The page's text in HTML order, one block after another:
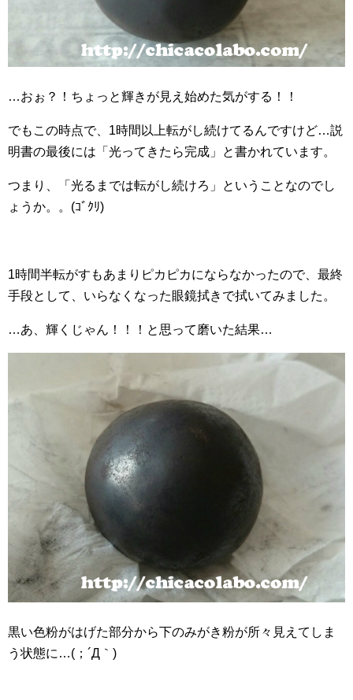
…おぉ？！ちょっと輝きが見え始めた気がする！！
でもこの時点で、1時間以上転がし続けてるんですけど…説
明書の最後には「光ってきたら完成」と書かれています。
つまり、「光るまでは転がし続けろ」ということなのでし
ょうか。。(ｺﾞｸﾘ)
1時間半転がすもあまりピカピカにならなかったので、最終
手段として、いらなくなった眼鏡拭きで拭いてみました。
…あ、輝くじゃん！！！と思って磨いた結果…
黒い色粉がはげた部分から下のみがき粉が所々見えてしま
う状態に…(；´Д｀)